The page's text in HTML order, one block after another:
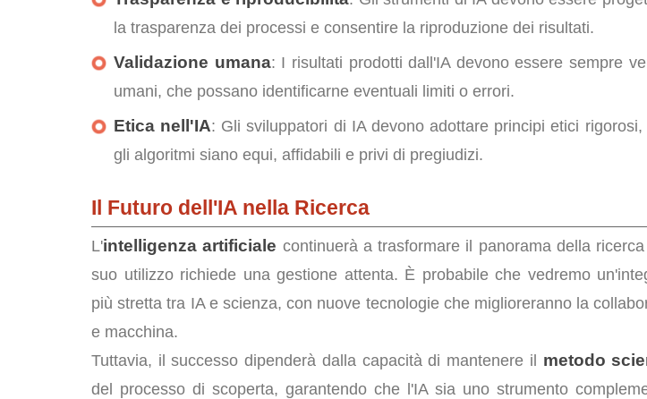
la trasparenza dei processi e consentire la riproduzione dei risultati.
Validazione umana: I risultati prodotti dall'IA devono essere sempre
umani, che possano identificarne eventuali limiti o errori.
Etica nell'IA: Gli sviluppatori di IA devono adottare principi etici
gli algoritmi siano equi, affidabili e privi di pregiudizi.
Il Futuro dell'IA nella Ricerca
L'intelligenza artificiale continuerà a trasformare il panorama della
suo utilizzo richiede una gestione attenta. È probabile che vedremo
più stretta tra IA e scienza, con nuove tecnologie che miglioreranno la
e macchina.
Tuttavia, il successo dipenderà dalla capacità di mantenere il metodo
del processo di scoperta, garantendo che l'IA sia uno strumento